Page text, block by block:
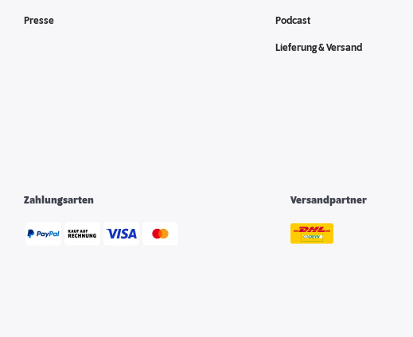
Presse Podcast
Lieferung & Versand
Zahlungsarten Versandpartner